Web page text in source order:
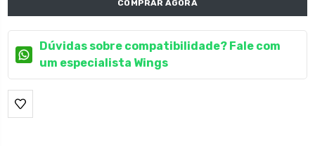
COMPRAR AGORA
Dúvidas sobre compatibilidade? Fale com
um especialista Wings